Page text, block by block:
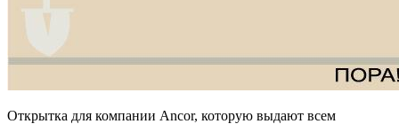
Открытка для компании Ancor, которую выдают всем